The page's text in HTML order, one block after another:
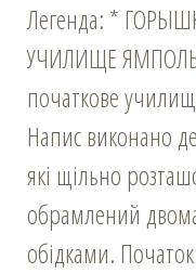
Легенда: *
УЧИЛИЩЕ
початкове
Напис виконано
які щільно
обрамлений
обідками.